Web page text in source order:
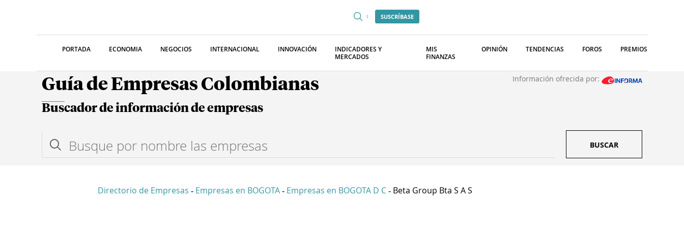
SUSCRÍBASE
PORTADA ECONOMIA NEGOCIOS INTERNACIONAL INNOVACIÓN
INDICADORES Y
MERCADOS
MIS
FINANZAS
OPINIÓN TENDENCIAS FOROS PREMIOS
Guía de Empresas Colombianas Información ofrecida por:
Buscador de información de empresas
BUSCAR
Directorio de Empresas - Empresas en BOGOTA - Empresas en BOGOTA D C - Beta Group Bta S A S